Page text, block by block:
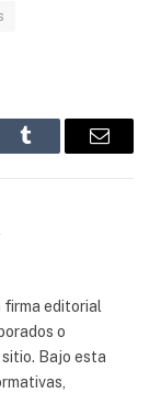
Tumblr
Correo
firma editorial
o
Bajo esta